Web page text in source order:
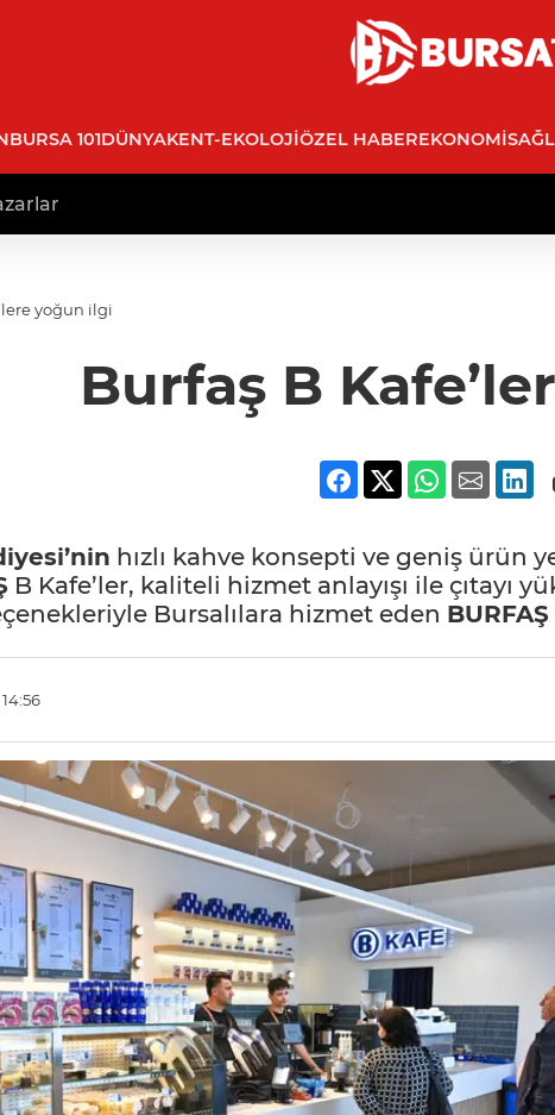
BURSA 101DÜNYAKENT-EKOLOJIÖZEL HABEREKONOMI
yoğun ilgi
Burfaş B
hızlı kahve konsepti ve geniş ürün
B Kafe’ler, kaliteli hizmet anlayışı ile çıtayı
Bursalılara hizmet eden BURFAŞ